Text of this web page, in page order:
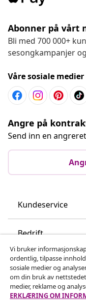
Abonner på vårt
Bli med 700 000+
sesongkampanjer
Våre sosiale medier
Angre på
Send inn en
Kundeservice
Bedrift
vidaXL
Oppdag mer
Vi bruker
ordentlig, tilpasse
sosiale medier og
om din bruk av
medier, reklame og
ERKLÆRING OM